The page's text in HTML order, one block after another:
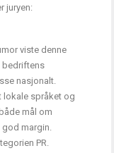
juryen:
viste denne
bedriftens
nasjonalt.
lokale språket og
mål om
margin.
PR.